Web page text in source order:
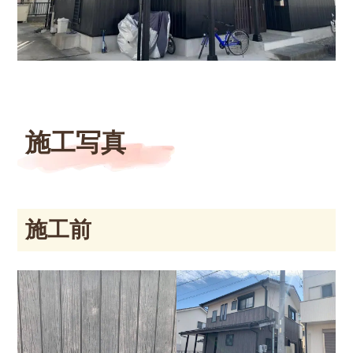
施工写真
施工前